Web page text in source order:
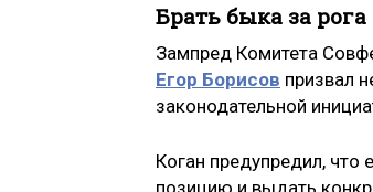
Брать быка за рога
Зампред Комитета
Егор Борисов призвал
законодательной
Коган предупредил,
позицию и выдать